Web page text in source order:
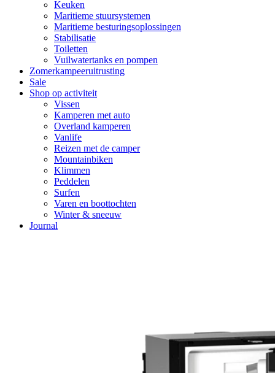
Keuken
Maritieme stuursystemen
Maritieme besturingsoplossingen
Stabilisatie
Toiletten
Vuilwatertanks en pompen
Zomerkampeeruitrusting
Sale
Shop op activiteit
Vissen
Kamperen met auto
Overland kamperen
Vanlife
Reizen met de camper
Mountainbiken
Klimmen
Peddelen
Surfen
Varen en boottochten
Winter & sneeuw
Journal